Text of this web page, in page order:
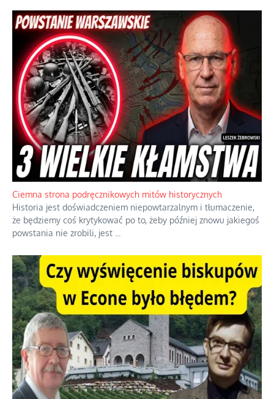
Szlachetna duma z historycznego braku rozsądku
Jednym z dziedzictw polskiej kontrreformacji jest skłonność do
oceniania wszystkiego w kategoriach moralnych, w tym
również polityki międzynarodowej, a...